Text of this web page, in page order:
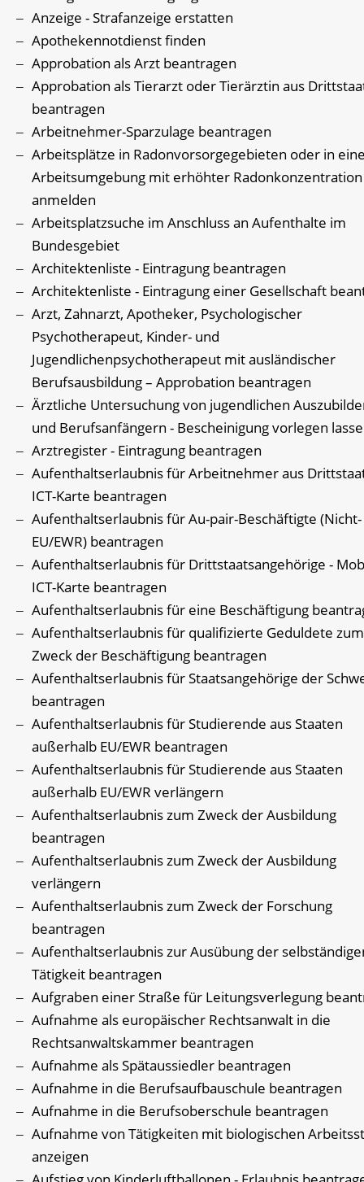
Anzeige - Strafanzeige erstatten
Apothekennotdienst finden
Approbation als Arzt beantragen
Approbation als Tierarzt oder Tierärztin aus
beantragen
Arbeitnehmer-Sparzulage beantragen
Arbeitsplätze in Radonvorsorgegebieten oder in
Arbeitsumgebung mit erhöhter Radonkonzentration
anmelden
Arbeitsplatzsuche im Anschluss an Aufenthalte im
Bundesgebiet
Architektenliste - Eintragung beantragen
Architektenliste - Eintragung einer Gesellschaft
Arzt, Zahnarzt, Apotheker, Psychologischer
Psychotherapeut, Kinder- und
Jugendlichenpsychotherapeut mit ausländischer
Berufsausbildung – Approbation beantragen
Ärztliche Untersuchung von jugendlichen
und Berufsanfängern - Bescheinigung vorlegen
Arztregister - Eintragung beantragen
Aufenthaltserlaubnis für Arbeitnehmer aus
ICT-Karte beantragen
Aufenthaltserlaubnis für Au-pair-Beschäftigte (Nicht-
EU/EWR) beantragen
Aufenthaltserlaubnis für Drittstaatsangehörige -
ICT-Karte beantragen
Aufenthaltserlaubnis für eine Beschäftigung
Aufenthaltserlaubnis für qualifizierte Geduldete zum
Zweck der Beschäftigung beantragen
Aufenthaltserlaubnis für Staatsangehörige der
beantragen
Aufenthaltserlaubnis für Studierende aus Staaten
außerhalb EU/EWR beantragen
Aufenthaltserlaubnis für Studierende aus Staaten
außerhalb EU/EWR verlängern
Aufenthaltserlaubnis zum Zweck der Ausbildung
beantragen
Aufenthaltserlaubnis zum Zweck der Ausbildung
verlängern
Aufenthaltserlaubnis zum Zweck der Forschung
beantragen
Aufenthaltserlaubnis zur Ausübung der
Tätigkeit beantragen
Aufgraben einer Straße für Leitungsverlegung
Aufnahme als europäischer Rechtsanwalt in die
Rechtsanwaltskammer beantragen
Aufnahme als Spätaussiedler beantragen
Aufnahme in die Berufsaufbauschule beantragen
Aufnahme in die Berufsoberschule beantragen
Aufnahme von Tätigkeiten mit biologischen
anzeigen